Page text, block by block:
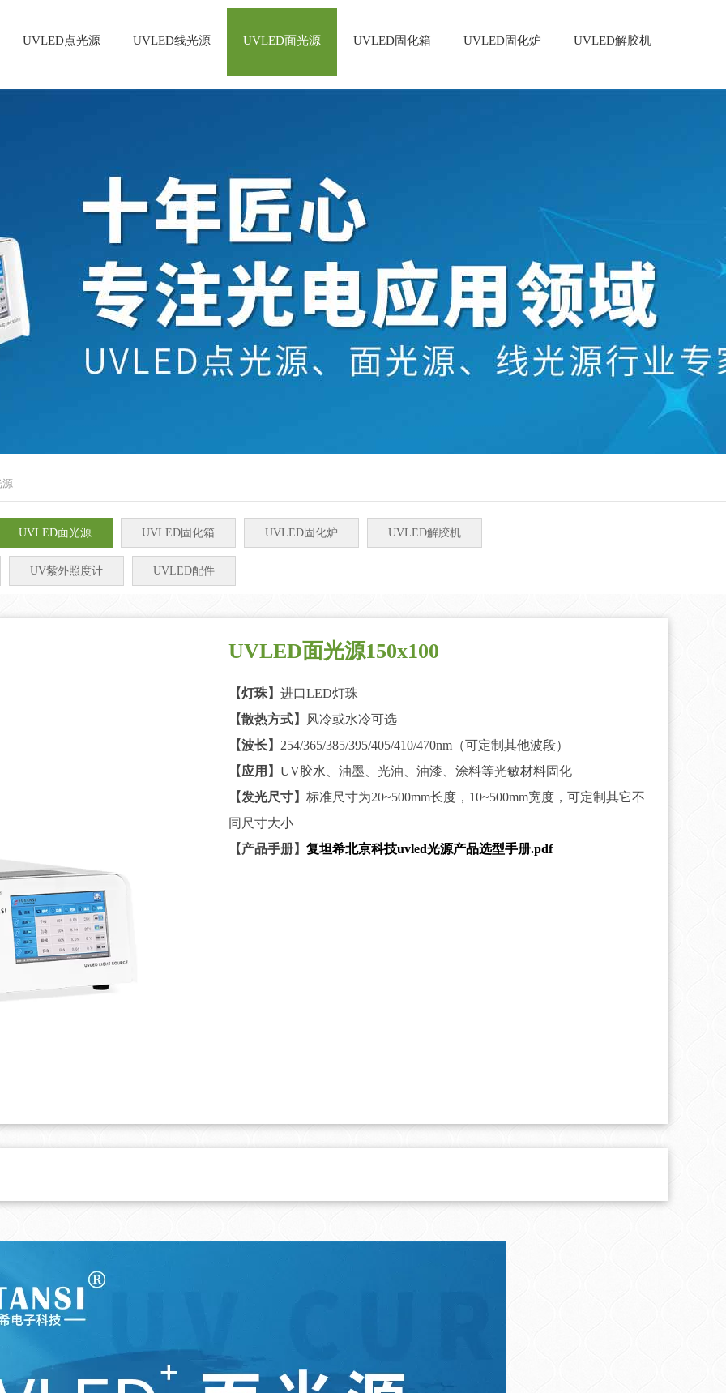
UVLED点光源 UVLED线光源 UVLED面光源 UVLED固化箱 UVLED固化炉 UVLED解胶机
源
UVLED面光源 UVLED固化箱 UVLED固化炉 UVLED解胶机
UV紫外照度计 UVLED配件
UVLED面光源150x100
【灯珠】 进口LED灯珠
【散热方式】
风冷或水冷可选
【波长】 254/365/385/395/405/410/470nm（可定制其他波段）
【应用】 UV胶水、油墨、光油、油漆、涂料等光敏材料固化
【发光尺寸】 标准尺寸为20~500mm长度，10~500mm宽度，可定制其它不
同尺寸大小
【产品手册】 复坦希北京科技uvled光源产品选型手册.pdf